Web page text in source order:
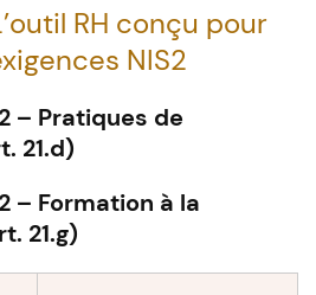
RH conçu pour
NIS2
– Pratiques de
21.d)
– Formation à la
21.g)